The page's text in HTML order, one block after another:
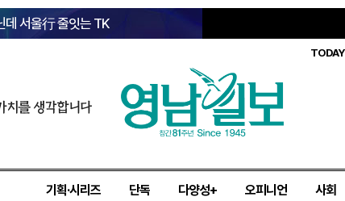
데 서울行 줄잇는 TK
TODAY
치를 생각합니다
기획·시리즈 단독 다양성+ 오피니언 사회